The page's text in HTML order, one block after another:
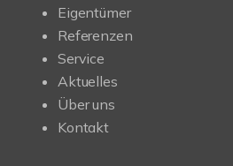
Eigentümer
Referenzen
Service
Aktuelles
Über uns
Kontakt